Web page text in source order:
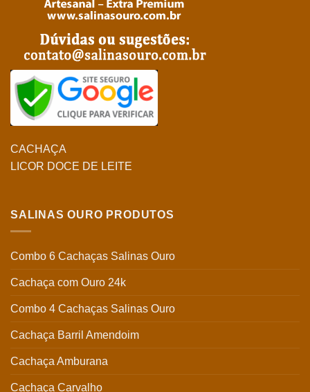
CACHAÇA
LICOR DOCE DE LEITE
SALINAS OURO PRODUTOS
Combo 6 Cachaças Salinas Ouro
Cachaça com Ouro 24k
Combo 4 Cachaças Salinas Ouro
Cachaça Barril Amendoim
Cachaça Amburana
Cachaça Carvalho